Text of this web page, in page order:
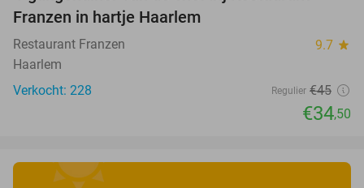
Franzen in hartje Haarlem
Restaurant Franzen 9.7 star
Haarlem
Verkocht: 228
Regulier €45
€34,50